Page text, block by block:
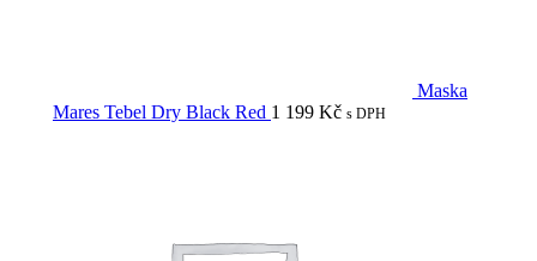
Maska
Mares Tebel Dry Black Red 1 199 Kč s DPH